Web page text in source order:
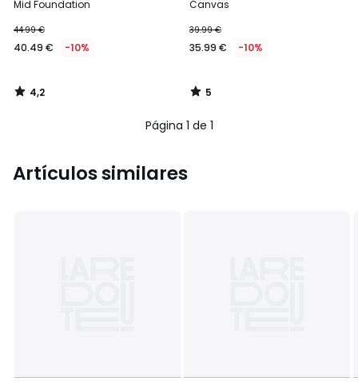
Mid Foundation
44.99 €
40.49 € -10%
4,2
/
Canvas
39.99 €
35.99 € -10%
5
5
/
Página 1 de 1
Artículos similares